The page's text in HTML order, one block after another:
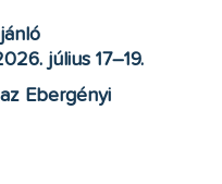
július 17–19.
Ebergényi